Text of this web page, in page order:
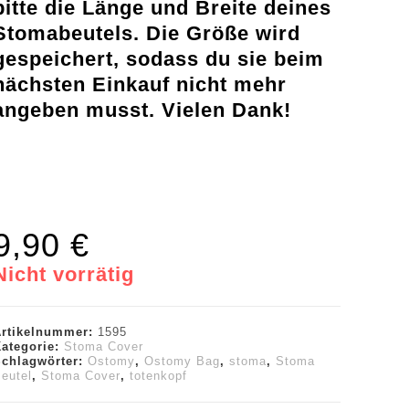
die Länge und Breite deines
Die Größe wird
sodass du sie beim
Einkauf nicht mehr
musst. Vielen Dank!
€
vorrätig
1595
Stoma Cover
Ostomy ,Ostomy Bag,stoma, Stoma
, Stoma Cover,totenkopf